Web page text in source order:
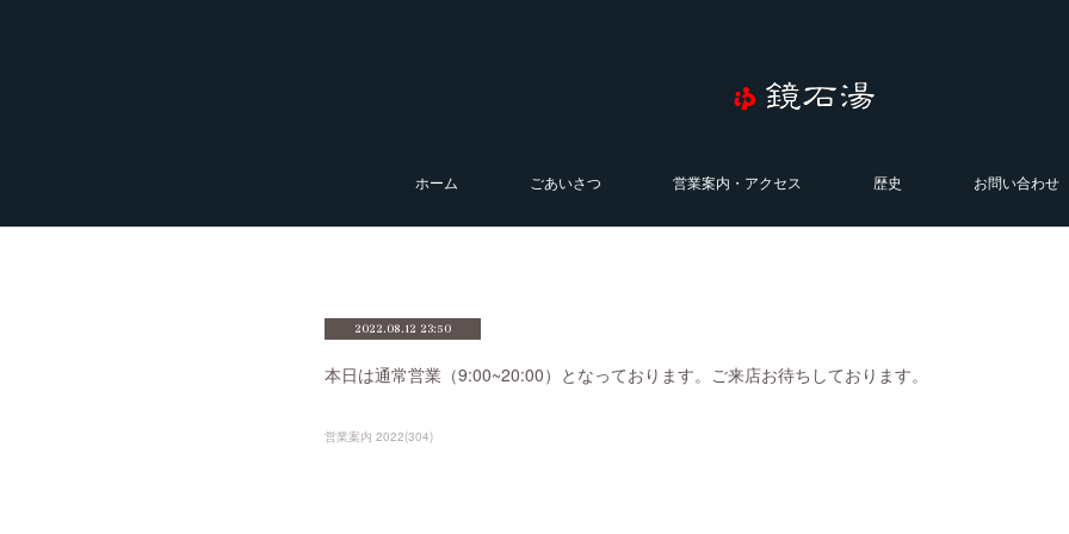
ホーム ごあいさつ 営業案内・アクセス 歴史 お問い合わせ
2022.08.12 23:50
本日は通常営業（9:00~20:00）となっております。ご来店お待ちしております。
営業案内 2022(304)